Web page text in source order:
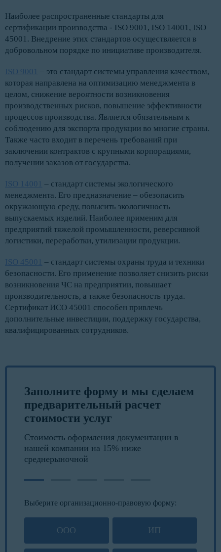
Наиболее распространенные стандарты для
сертификации производства - ISO 9001, ISO 14001, ISO
45001. Внедрение этих стандартов осуществляется в
добровольном порядке по инициативе производителя.
ISO 9001 – это стандарт системы управления качеством,
которая направлена на оптимизацию менеджмента в
целом, снижение вероятности возникновения
производственных рисков, повышение эффективности
процессов производства. Является обязательным к
соблюдению для экспорта продукции во многие страны.
Также часто входит в перечень требований при
заключении контрактов с крупными корпорациями,
получении заказов от государства.
ISO 14001 – стандарт системы экологического
менеджмента. Его предназначение – обезопасить
окружающую среду, повысить экологичность
выпускаемых изделий. Наиболее применим для
предприятий тяжелой промышленности, реверсивной
логистики, переработки, утилизации продукции.
ISO 45001 – стандарт системы охраны труда и техники
безопасности. Его применение позволяет снизить риски
возникновения ЧС на предприятии, повышает
производительность, а также безопасность труда.
Сертификат ИСО 45001 способен привлечь
дополнительные инвестиции, поддержку государства,
квалифицированных сотрудников.
Заполните форму и мы сделаем
предварительный расчет
стоимости услуг
Стоимость оформления документации в
нашей компании на 15% ниже
среднерыночной
Выберите организационно-правовую форму:
ООО ИП